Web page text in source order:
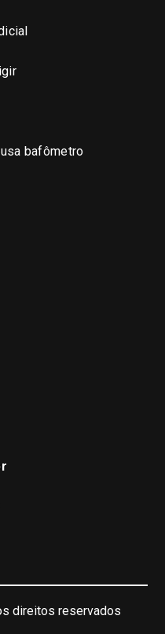
bafômetro
direitos reservados